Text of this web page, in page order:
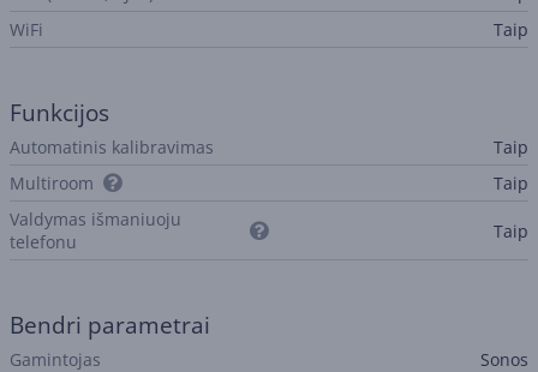
WiFi
Taip
Funkcijos
Automatinis kalibravimas
Taip
Multiroom
Taip
Valdymas išmaniuoju
telefonu
Taip
Bendri parametrai
Gamintojas
Sonos